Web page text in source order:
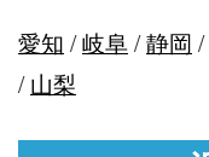
愛知 /岐阜/静岡 /
/山梨